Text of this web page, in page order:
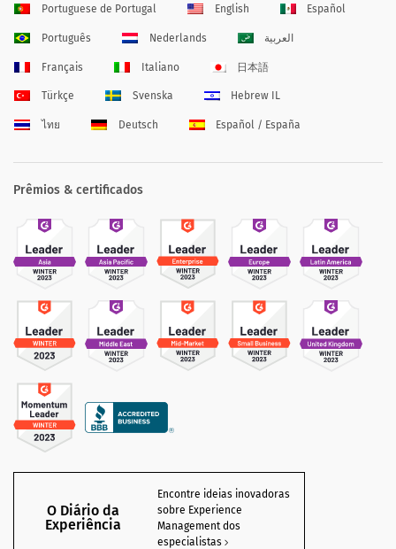
Portuguese de Portugal English Español
Português Nederlands العربية
Français Italiano 日本語
Türkçe Svenska Hebrew IL
ไทย Deutsch Español / España
Prêmios & certificados
O Diário da
Experiência
Encontre ideias inovadoras
sobre Experience
Management dos
especialistas